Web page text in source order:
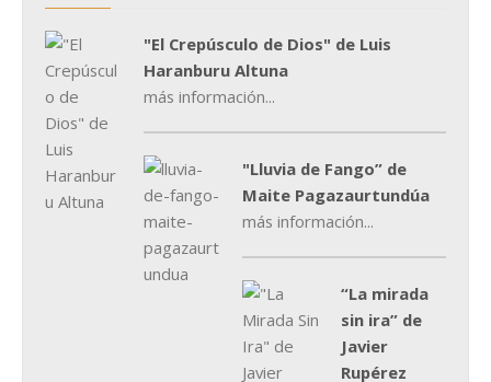
"El Crepúsculo de Dios" de Luis
Haranburu Altuna
más información...
"Lluvia de Fango” de
Maite Pagazaurtundúa
más información...
“La mirada
sin ira” de
Javier
Rupérez